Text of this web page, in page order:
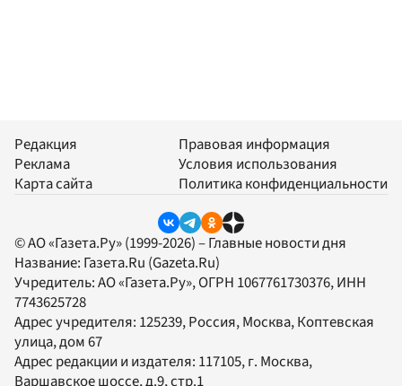
Редакция
Реклама
Карта сайта
Правовая информация
Условия использования
Политика конфиденциальности
© АО «Газета.Ру» (1999-2026) – Главные новости дня
Название: Газета.Ru (Gazeta.Ru)
Учредитель:АО «Газета.Ру», ОГРН 1067761730376, ИНН
7743625728
Адрес учредителя: 125239, Россия, Москва, Коптевская
улица, дом 67
Адрес редакции и издателя: 117105, г. Москва,